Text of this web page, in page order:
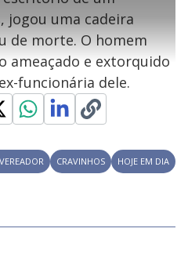
r
n
jogou uma cadeira
de morte. O homem
ameaçado e extorquido
funcionária dele.
CRAVINHOS HOJE EM DIA